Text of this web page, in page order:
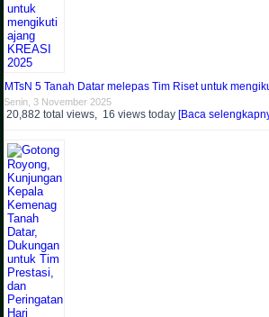
MTsN 5 Tanah Datar melepas Tim Riset untuk
Senin, 3 November 2025
20,882 total views, 16 views today[Baca